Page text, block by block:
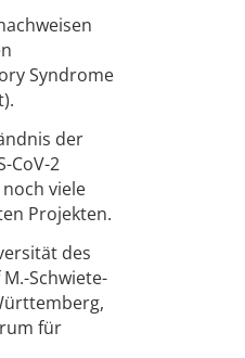
Syndrome
der
CoV-2
viele
Projekten.
des
Schwiete-
für